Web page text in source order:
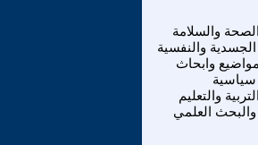
الصحة والسلامة
الجسدية والنفسية
مواضيع وابحاث
سياسية
التربية والتعليم
والبحث العلمي